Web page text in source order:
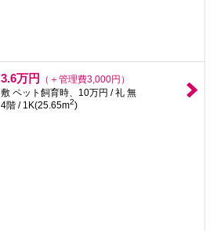
3.6万円
（＋管理費3,000円）
敷 ペット飼育時、10万円 / 礼 無
4階 / 1K(25.65m2)